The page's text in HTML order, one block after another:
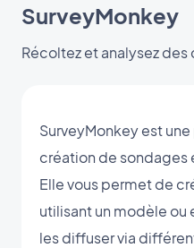
SurveyMonkey
Récoltez et analysez des
SurveyMonkey est
création de sondages
Elle vous permet de
utilisant un modèle ou
les diffuser via